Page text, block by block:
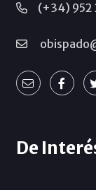
(+34) 952
De